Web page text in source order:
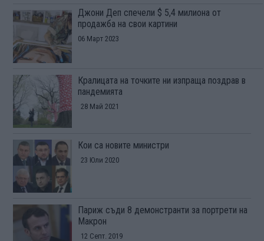
Джони Деп спечели $ 5,4 милиона от
продажба на свои картини
06 Март 2023
Кралицата на точките ни изпраща поздрав в
пандемията
28 Май 2021
Кои са новите министри
23 Юли 2020
Париж съди 8 демонстранти за портрети на
Макрон
12 Септ. 2019